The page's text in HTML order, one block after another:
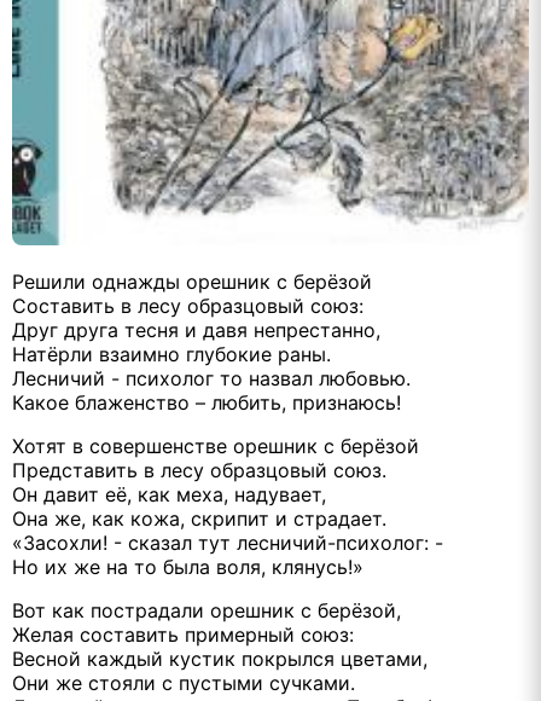
Решили однажды орешник с берёзой
Составить в лесу образцовый союз:
Друг друга тесня и давя непрестанно,
Натёрли взаимно глубокие раны.
Лесничий - психолог то назвал любовью.
Какое блаженство – любить, признаюсь!
Хотят в совершенстве орешник с берёзой
Представить в лесу образцовый союз.
Он давит её, как меха, надувает,
Она же, как кожа, скрипит и страдает.
«3асохли! - сказал тут лесничий-психолог: -
Но их же на то была воля, клянусь!»
Вот как пострадали орешник с берёзой,
Желая составить примерный союз:
Весной каждый кустик покрылся цветами,
Они же стояли с пустыми сучками.